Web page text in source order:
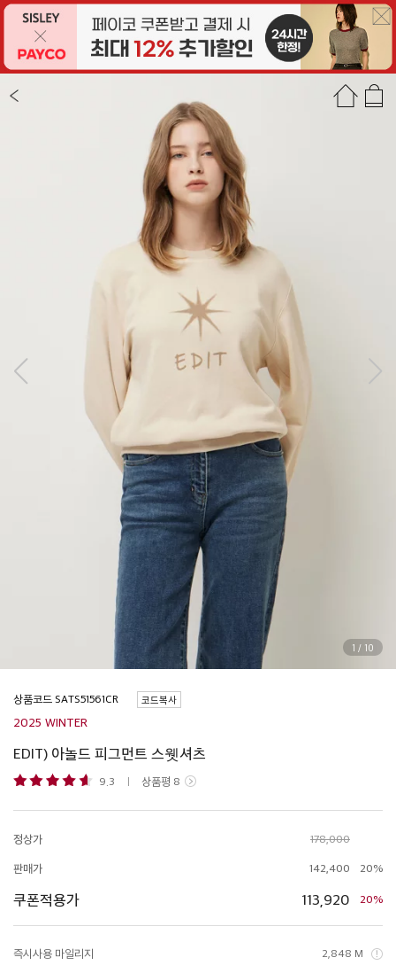
상품정보 상품평(8) 추천상품
1 / 10
상품코드 코드복사
2025 WINTER
EDIT) 아놀드 피그먼트 스웻셔츠
9.3 상품평 8
정상가 178,000
판매가 142,400 20%
쿠폰적용가 113,920 20%
즉시사용 마일리지 2,848 M